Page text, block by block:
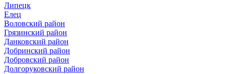
Липецк
Елец
Воловский район
Грязинский район
Данковский район
Добринский район
Добровский район
Долгоруковский район